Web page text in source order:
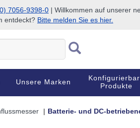
7056-9398-0 | Willkommen auf unserer
entdeckt? Bitte melden Sie es hier.
Unsere Marken
Produkte
Batterie- und DC-